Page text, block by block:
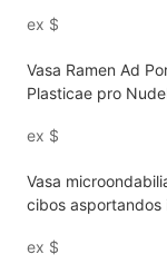
Venditatio Magna
ex $
Vasa Ramen Ad
Plasticae pro
ex $
Vasa
cibos asportandos
ex $